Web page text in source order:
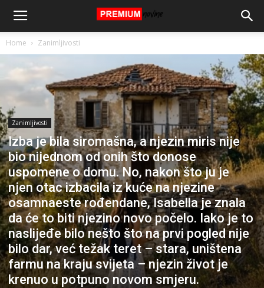
Home Zanimljivosti
Zanimljivosti
Izba je bila siromašna, a njezin miris nije
bio nijednom od onih što donose
uspomene o domu. No, nakon što ju je
njen otac izbacila iz kuće na njezine
osamnaeste rođendane, Isabella je znala
da će to biti njezino novo počelo. Iako je to
naslijeđe bilo nešto što na prvi pogled nije
bilo dar, već težak teret – stara, uništena
farmu na kraju svijeta – njezin život je
krenuo u potpuno novom smjeru.